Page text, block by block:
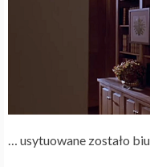
… usytuowane zostało